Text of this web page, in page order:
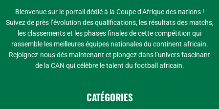
Bienvenue sur le portail dédié à la Coupe d’Afrique des nations !
Suivez de près l’évolution des qualifications, les résultats des matchs,
les classements et les phases finales de cette compétition qui
rassemble les meilleures équipes nationales du continent africain.
Rejoignez-nous dès maintenant et plongez dans l’univers fascinant
de la CAN qui célèbre le talent du football africain.
CATÉGORIES